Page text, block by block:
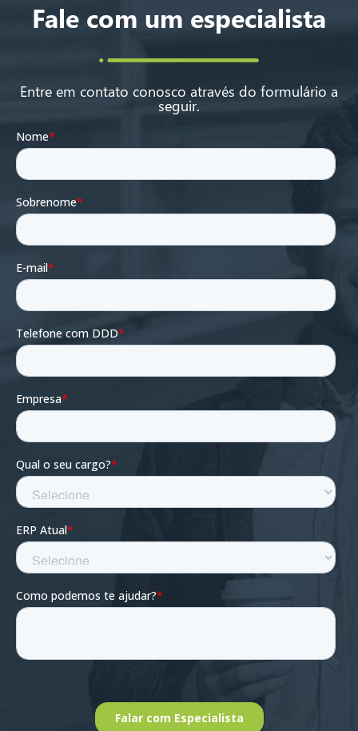
Fale com um especialista
Entre em contato conosco através do formulário a
seguir.